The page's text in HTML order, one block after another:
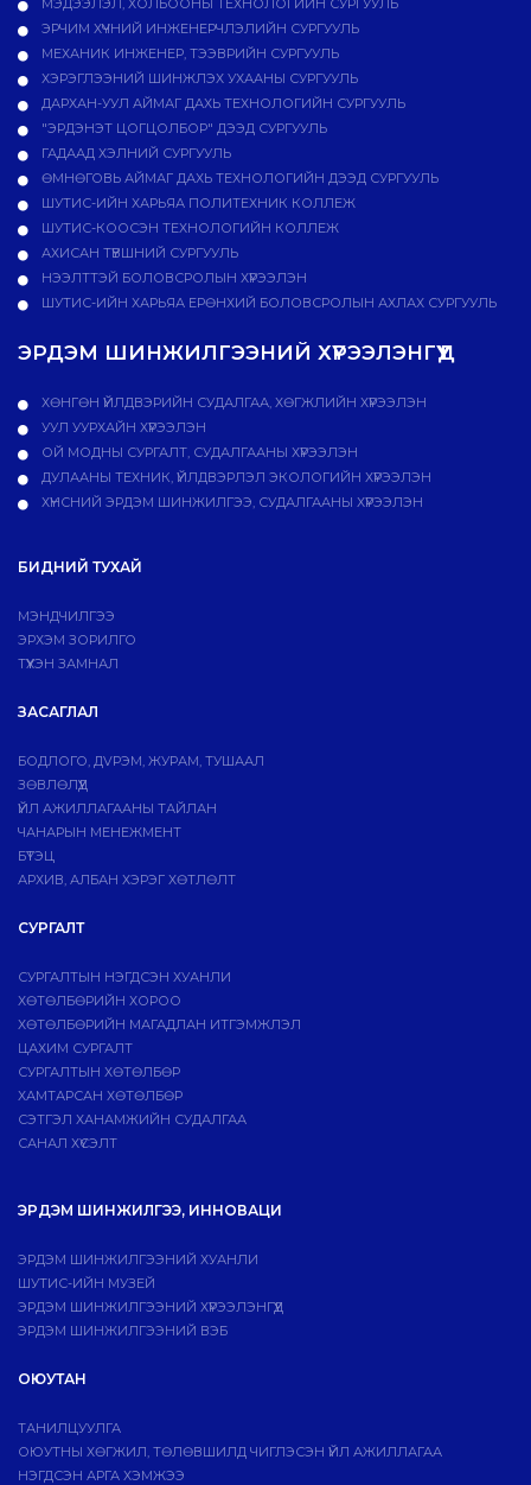
ЭРЧИМ ХҮЧНИЙ ИНЖЕНЕРЧЛЭЛИЙН СУРГУУЛЬ
МЕХАНИК ИНЖЕНЕР, ТЭЭВРИЙН СУРГУУЛЬ
ХЭРЭГЛЭЭНИЙ ШИНЖЛЭХ УХААНЫ СУРГУУЛЬ
ДАРХАН-УУЛ АЙМАГ ДАХЬ ТЕХНОЛОГИЙН СУРГУУЛЬ
"ЭРДЭНЭТ ЦОГЦОЛБОР" ДЭЭД СУРГУУЛЬ
ГАДААД ХЭЛНИЙ СУРГУУЛЬ
ӨМНӨГОВЬ АЙМАГ ДАХЬ ТЕХНОЛОГИЙН ДЭЭД СУРГУУЛЬ
ШУТИС-ИЙН ХАРЬЯА ПОЛИТЕХНИК КОЛЛЕЖ
ШУТИС-КООСЭН ТЕХНОЛОГИЙН КОЛЛЕЖ
АХИСАН ТҮВШНИЙ СУРГУУЛЬ
НЭЭЛТТЭЙ БОЛОВСРОЛЫН ХҮРЭЭЛЭН
ШУТИС-ИЙН ХАРЬЯА ЕРӨНХИЙ БОЛОВСРОЛЫН АХЛАХ СУРГУУЛЬ
ЭРДЭМ ШИНЖИЛГЭЭНИЙ ХҮРЭЭЛЭНГҮҮД
ХӨНГӨН ҮЙЛДВЭРИЙН СУДАЛГАА, ХӨГЖЛИЙН ХҮРЭЭЛЭН
УУЛ УУРХАЙН ХҮРЭЭЛЭН
ОЙ МОДНЫ СУРГАЛТ, СУДАЛГААНЫ ХҮРЭЭЛЭН
ДУЛААНЫ ТЕХНИК, ҮЙЛДВЭРЛЭЛ ЭКОЛОГИЙН ХҮРЭЭЛЭН
ХҮНСНИЙ ЭРДЭМ ШИНЖИЛГЭЭ, СУДАЛГААНЫ ХҮРЭЭЛЭН
БИДНИЙ ТУХАЙ
МЭНДЧИЛГЭЭ
ЭРХЭМ ЗОРИЛГО
ТҮҮХЭН ЗАМНАЛ
ЗАСАГЛАЛ
БОДЛОГО, ДVРЭМ, ЖУРАМ, ТУШААЛ
ЗӨВЛӨЛҮҮД
ҮЙЛ АЖИЛЛАГААНЫ ТАЙЛАН
ЧАНАРЫН МЕНЕЖМЕНТ
БҮТЭЦ
АРХИВ, АЛБАН ХЭРЭГ ХӨТЛӨЛТ
СУРГАЛТ
СУРГАЛТЫН НЭГДСЭН ХУАНЛИ
ХӨТӨЛБӨРИЙН ХОРОО
ХӨТӨЛБӨРИЙН МАГАДЛАН ИТГЭМЖЛЭЛ
ЦАХИМ СУРГАЛТ
СУРГАЛТЫН ХӨТӨЛБӨР
ХАМТАРСАН ХӨТӨЛБӨР
СЭТГЭЛ ХАНАМЖИЙН СУДАЛГАА
САНАЛ ХҮСЭЛТ
ЭРДЭМ ШИНЖИЛГЭЭ, ИННОВАЦИ
ЭРДЭМ ШИНЖИЛГЭЭНИЙ ХУАНЛИ
ШУТИС-ИЙН МУЗЕЙ
ЭРДЭМ ШИНЖИЛГЭЭНИЙ ХҮРЭЭЛЭНГҮҮД
ЭРДЭМ ШИНЖИЛГЭЭНИЙ ВЭБ
ОЮУТАН
ТАНИЛЦУУЛГА
ОЮУТНЫ ХӨГЖИЛ, ТӨЛӨВШИЛД ЧИГЛЭСЭН ҮЙЛ АЖИЛЛАГАА
НЭГДСЭН АРГА ХЭМЖЭЭ